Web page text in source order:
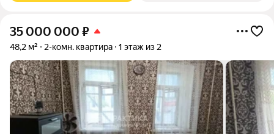
35 000 000 ₽
48,2 м² 2-комн. квартира 1 этаж из 2